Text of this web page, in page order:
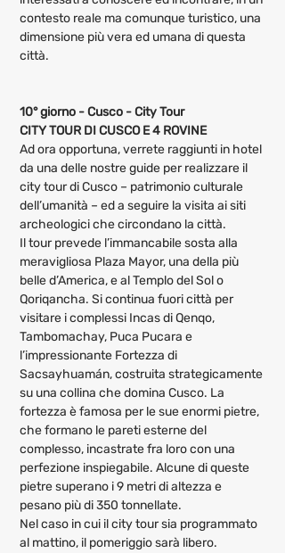
contesto reale ma comunque turistico, una
dimensione più vera ed umana di questa
città.
10° giorno - Cusco - City Tour
CITY TOUR DI CUSCO E 4 ROVINE
Ad ora opportuna, verrete raggiunti in hotel
da una delle nostre guide per realizzare il
city tour di Cusco – patrimonio culturale
dell’umanità – ed a seguire la visita ai siti
archeologici che circondano la città.
Il tour prevede l’immancabile sosta alla
meravigliosa Plaza Mayor, una della più
belle d’America, e al Templo del Sol o
Qoriqancha. Si continua fuori città per
visitare i complessi Incas di Qenqo,
Tambomachay, Puca Pucara e
l’impressionante Fortezza di
Sacsayhuamán, costruita strategicamente
su una collina che domina Cusco. La
fortezza è famosa per le sue enormi pietre,
che formano le pareti esterne del
complesso, incastrate fra loro con una
perfezione inspiegabile. Alcune di queste
pietre superano i 9 metri di altezza e
pesano più di 350 tonnellate.
Nel caso in cui il city tour sia programmato
al mattino, il pomeriggio sarà libero.